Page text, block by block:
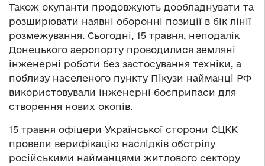
Також окупанти продовжують дообладнувати та
розширювати наявні оборонні позиції в бік лінії
розмежування. Сьогодні, 15 травня, неподалік
Донецького аеропорту проводилися земляні
інженерні роботи без застосування техніки, а
поблизу населеного пункту Пікузи найманці РФ
використовували інженерні боєприпаси для
створення нових окопів.
15 травня офіцери Української сторони СЦКК
провели верифікацію наслідків обстрілу
російськими найманцями житлового сектору